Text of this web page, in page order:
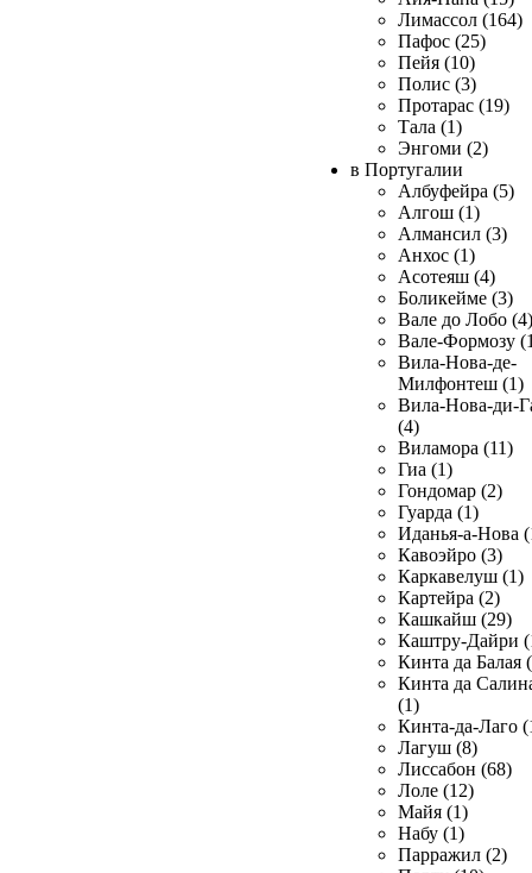
Лимассол (164)
Пафос (25)
Пейя (10)
Полис (3)
Протарас (19)
Тала (1)
Энгоми (2)
в Португалии
Албуфейра (5)
Алгош (1)
Алмансил (3)
Анхос (1)
Асотеяш (4)
Боликейме (3)
Вале до Лобо (4)
Вале-Формозу
Вила-Нова-де-
Милфонтеш (1)
Вила-Нова-ди-
(4)
Виламора (11)
Гиа (1)
Гондомар (2)
Гуарда (1)
Иданья-а-Нова
Кавоэйро (3)
Каркавелуш (1)
Картейра (2)
Кашкайш (29)
Каштру-Дайри
Кинта да Балая
Кинта да
(1)
Кинта-да-Лаго
Лагуш (8)
Лиссабон (68)
Лоле (12)
Майя (1)
Набу (1)
Парражил (2)